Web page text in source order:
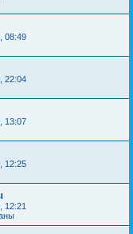
08:49
22:04
13:07
12:25
12:21